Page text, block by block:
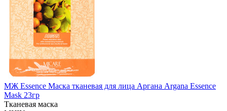
МЖ Essence Маска тканевая для лица Аргана Argana Essence
Mask 23гр
Тканевая маска